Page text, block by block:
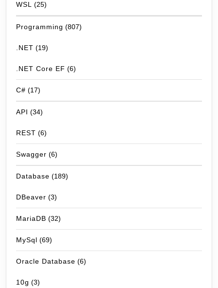
WSL (25)
Programming (807)
.NET (19)
.NET Core EF (6)
C# (17)
API (34)
REST (6)
Swagger (6)
Database (189)
DBeaver (3)
MariaDB (32)
MySql (69)
Oracle Database (6)
10g (3)